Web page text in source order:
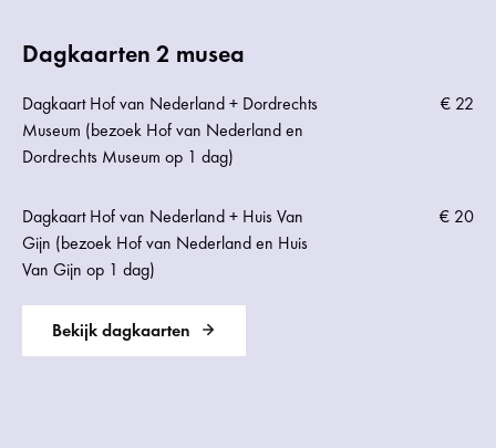
Dagkaarten 2 musea
Dagkaart Hof van Nederland + Dordrechts
Museum (bezoek Hof van Nederland en
Dordrechts Museum op 1 dag)
€ 22
Dagkaart Hof van Nederland + Huis Van
Gijn (bezoek Hof van Nederland en Huis
Van Gijn op 1 dag)
€ 20
Bekijk dagkaarten